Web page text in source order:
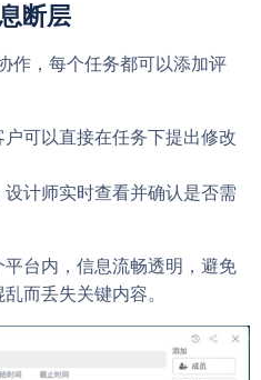
断层
作，每个任务都可以添加评
户可以直接在任务下提出修改
设计师实时查看并确认是否需
台内，信息流畅透明，避免
而丢失关键内容。